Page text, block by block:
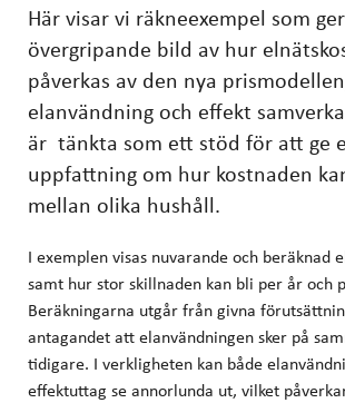
Här visar vi räkneexempel som
övergripande bild av hur
påverkas av den nya
elanvändning och effekt
är tänkta som ett stöd för att ge
uppfattning om hur kostnaden
mellan olika hushåll.
I exemplen visas nuvarande och beräknad
samt hur stor skillnaden kan bli per år och
Beräkningarna utgår från givna
antagandet att elanvändningen sker på
tidigare. I verkligheten kan både
effektuttag se annorlunda ut, vilket